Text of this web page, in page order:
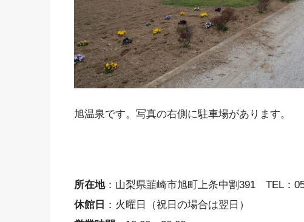
旭温泉です。写真の右側に駐車場があります。
所在地：山梨県韮崎市旭町上条中割391 TEL：
休館日 ：火曜日（祝日の場合は翌日）